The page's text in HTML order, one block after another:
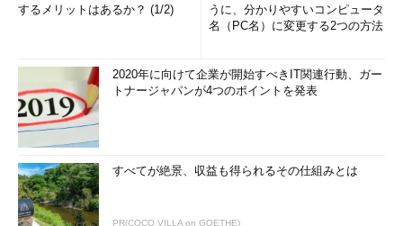
するメリットはあるか？ (1/2)
うに、分かりやすいコンピュータ
名（PC名）に変更する2つの方法
2020年に向けて企業が開始すべきIT関連行動、ガー
トナージャパンが4つのポイントを発表
すべてが絶景、収益も得られるその仕組みとは
PR(COCO VILLA on GOETHE)